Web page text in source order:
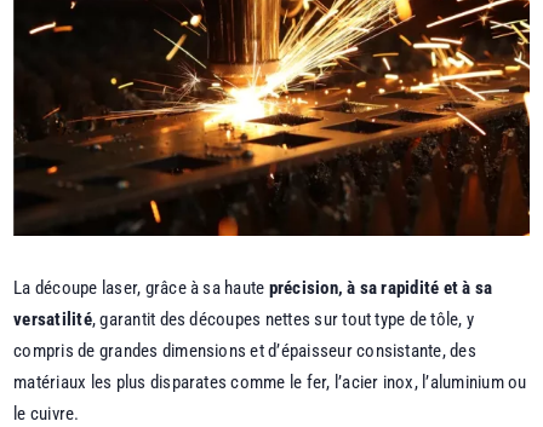
La découpe laser, grâce à sa haute précision, à sa rapidité et à sa
versatilité, garantit des découpes nettes sur tout type de tôle, y
compris de grandes dimensions et d’épaisseur consistante, des
matériaux les plus disparates comme le fer, l’acier inox, l’aluminium ou
le cuivre.